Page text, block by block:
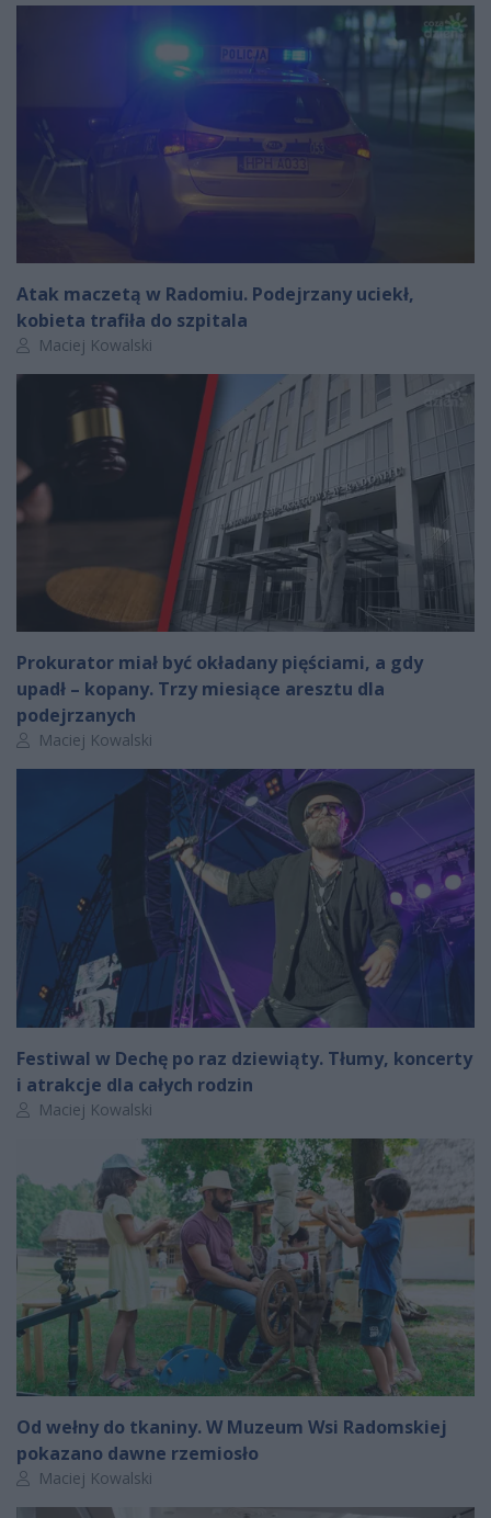
Atak maczetą w Radomiu. Podejrzany uciekł,
kobieta trafiła do szpitala
Autor artykułu:
Maciej Kowalski
Prokurator miał być okładany pięściami, a gdy
upadł – kopany. Trzy miesiące aresztu dla
podejrzanych
Autor artykułu:
Maciej Kowalski
Festiwal w Dechę po raz dziewiąty. Tłumy, koncerty
i atrakcje dla całych rodzin
Autor artykułu:
Maciej Kowalski
Od wełny do tkaniny. W Muzeum Wsi Radomskiej
pokazano dawne rzemiosło
Autor artykułu:
Maciej Kowalski